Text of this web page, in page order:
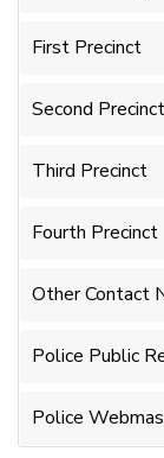
First Precinct
Second Precinct
Third Precinct
Fourth Precinct
Other Contact
Police Public
Police